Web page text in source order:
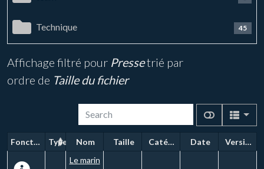
Technique 45
Affichage filtré pour Pressetrié par
ordre de Taille du fichier
Fonctions Type Nom Taille Catégorie Date
Version
Le marin